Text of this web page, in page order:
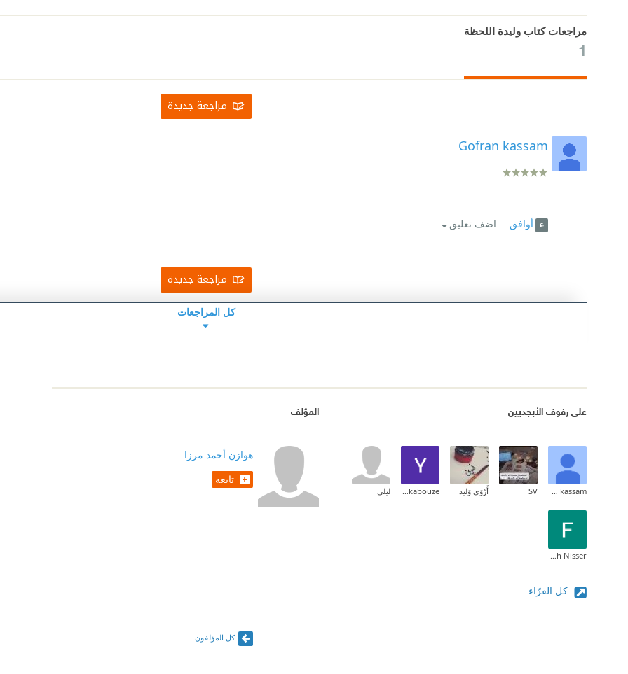
مراجعات كتاب وليدة اللحظة
1
مراجعة جديدة
Gofran kassam
أوافق اضف تعليق
مراجعة جديدة
كل المراجعات
على رفوف الأبجديين
Gofran kassam
SV أَرْوَى وَليد Yassmin Boukabouze ليلى
Farah Nisser
كل القرّاء
المؤلف
هوازن أحمد مرزا
تابعه
كل المؤلفون